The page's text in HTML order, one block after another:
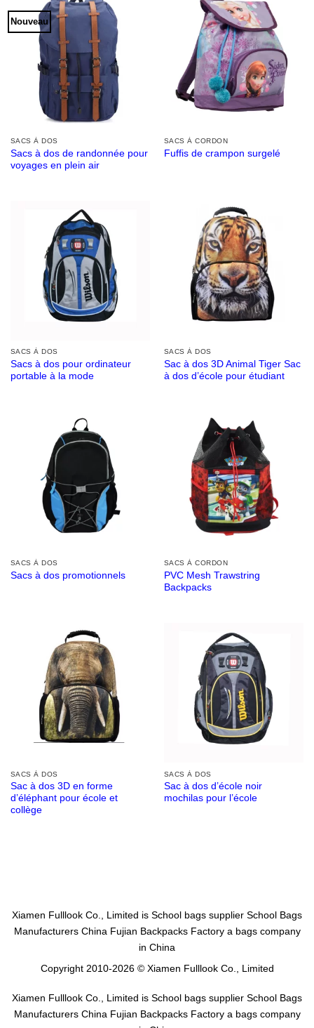
Nouveau
SACS À DOS
Sacs à dos de randonnée pour
voyages en plein air
SACS À CORDON
Fuffis de crampon surgelé
SACS À DOS
Sacs à dos pour ordinateur
portable à la mode
SACS À DOS
Sac à dos 3D Animal Tiger Sac
à dos d’école pour étudiant
SACS À DOS
Sacs à dos promotionnels
SACS À CORDON
PVC Mesh Trawstring
Backpacks
SACS À DOS
Sac à dos 3D en forme
d’éléphant pour école et
collège
SACS À DOS
Sac à dos d’école noir
mochilas pour l’école
Xiamen Fulllook Co., Limited is School bags supplier School Bags
Manufacturers China Fujian Backpacks Factorya bags company
in China
Copyright 2010-2026 © Xiamen Fulllook Co., Limited
Xiamen Fulllook Co., Limited is School bags supplier School Bags
Manufacturers China Fujian Backpacks Factorya bags company